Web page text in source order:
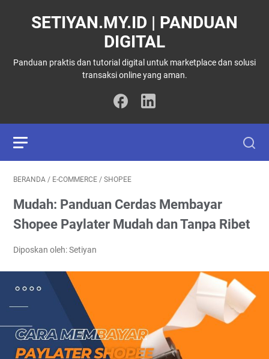
SETIYAN.MY.ID | PANDUAN
DIGITAL
Panduan praktis dan tutorial digital untuk marketplace dan solusi
transaksi online yang aman.
BERANDA / E-COMMERCE / SHOPEE
Mudah: Panduan Cerdas Membayar
Shopee Paylater Mudah dan Tanpa Ribet
Diposkan oleh: Setiyan